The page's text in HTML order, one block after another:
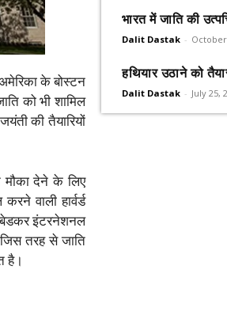
के बोस्टन
को भी शामिल
की तैयारियों
मौका देने के लिए
वाली हार्वर्ड
इंटरनेशनल
तरह से जाति
है।
भारत में जाति की
Dalit Dastak -
हथियार उठाने को
Dalit Dastak - July 25,